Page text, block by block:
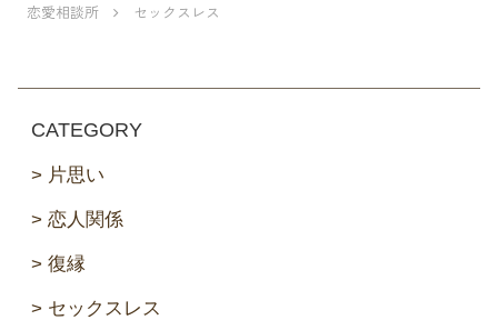
恋愛相談所 セックスレス
CATEGORY
片思い
恋人関係
復縁
セックスレス